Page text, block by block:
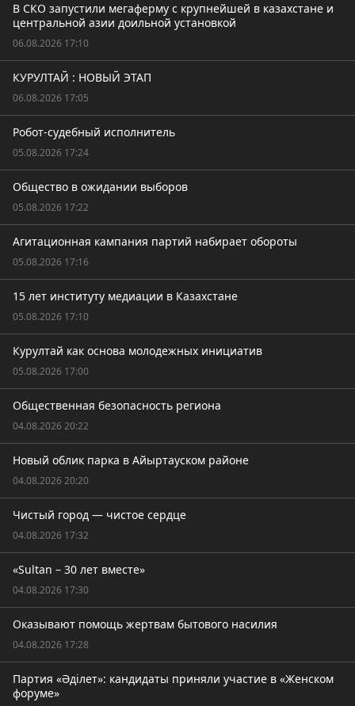
В СКО запустили мегаферму с крупнейшей в казахстане и
центральной азии доильной установкой
06.08.2026 17:10
КУРУЛТАЙ : НОВЫЙ ЭТАП
06.08.2026 17:05
Робот-судебный исполнитель
05.08.2026 17:24
Общество в ожидании выборов
05.08.2026 17:22
Агитационная кампания партий набирает обороты
05.08.2026 17:16
15 лет институту медиации в Казахстане
05.08.2026 17:10
Курултай как основа молодежных инициатив
05.08.2026 17:00
Общественная безопасность региона
04.08.2026 20:22
Новый облик парка в Айыртауском районе
04.08.2026 20:20
Чистый город — чистое сердце
04.08.2026 17:32
«Sultan – 30 лет вместе»
04.08.2026 17:30
Оказывают помощь жертвам бытового насилия
04.08.2026 17:28
Партия «Әділет»: кандидаты приняли участие в «Женском
форуме»